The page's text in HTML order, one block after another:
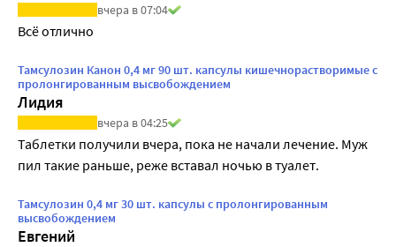
вчера в 07:04
Всё отлично
Тамсулозин Канон 0,4 мг 90 шт. капсулы кишечнорастворимые с
пролонгированным высвобождением
Лидия
вчера в 04:25
Таблетки получили вчера, пока не начали лечение. Муж
пил такие раньше, реже вставал ночью в туалет.
Тамсулозин 0,4 мг 30 шт. капсулы с пролонгированным
высвобождением
Евгений